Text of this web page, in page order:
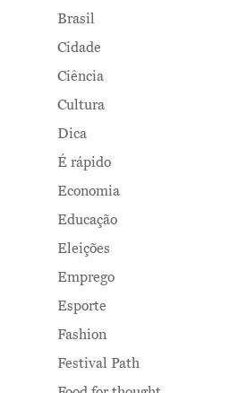
Brasil
Cidade
Ciência
Cultura
Dica
É rápido
Economia
Educação
Eleições
Emprego
Esporte
Fashion
Festival Path